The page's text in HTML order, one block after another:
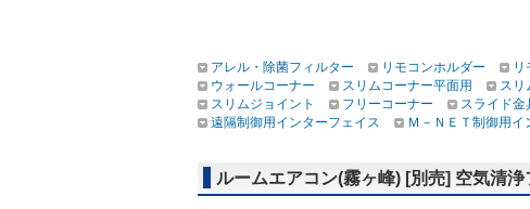
アレル・除菌フィルター
リモコンホルダー リ
ウォールコーナー
スリムコーナー平面用 スリ
スリムジョイント
フリーコーナー スライド金
遠隔制御用インターフェイス
Ｍ－ＮＥＴ制御用イ
ルームエアコン(霧ヶ峰) [別売] 空気清